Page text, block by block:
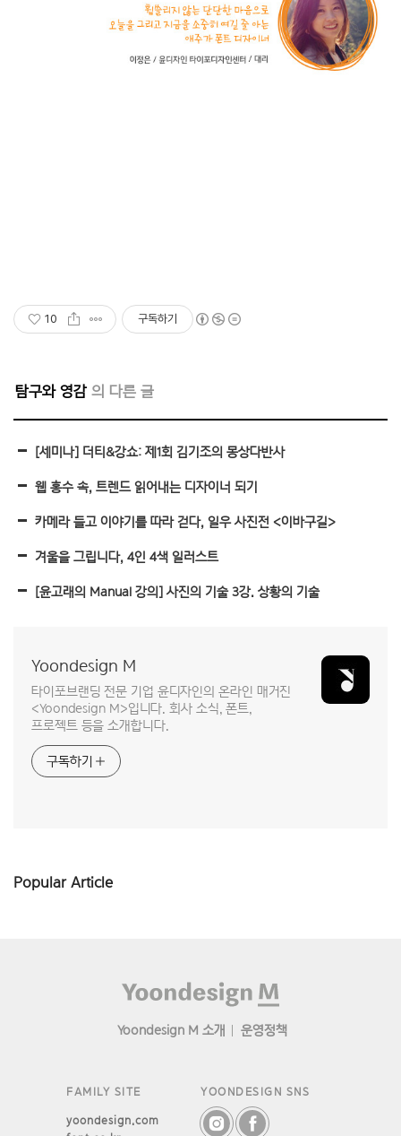
10 구독하기
탐구와 영감
[세미나] 더티&강쇼: 제1회 김기조의 몽상다반사
웹 홍수 속, 트렌드 읽어내는 디자이너 되기
카메라 들고 이야기를 따라 걷다, 일우 사진전 <이바구길>
겨울을 그립니다, 4인 4색 일러스트
[윤고래의 Manual 강의] 사진의 기술 3강. 상황의 기술
Yoondesign M
타이포브랜딩 전문 기업 윤디자인의 온라인 매거진
<Yoondesign M>입니다. 회사 소식, 폰트,
프로젝트 등을 소개합니다.
구독하기
Popular Article
Yoondesign M 소개 운영정책
FAMILY SITE
yoondesign.com
YOONDESIGN SNS